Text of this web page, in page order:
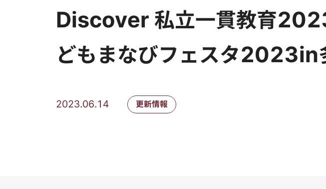
Discover 私立一貫教育
どもまなびフェスタ2023in
2023.06.14 更新情報